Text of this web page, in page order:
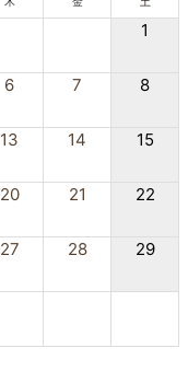
1
6 7 8
13 14 15
20 21 22
27 28 29